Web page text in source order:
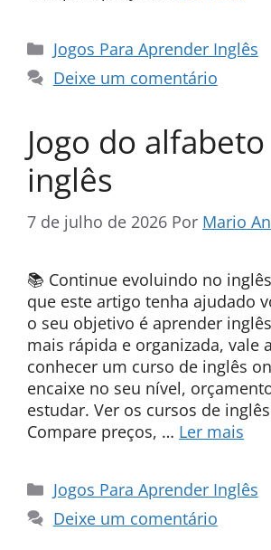
Categorias
Jogos Para Aprender Inglês
Deixe um comentário
Jogo do
inglês
7 de julho de 2026 Por Mario
📚 Continue evoluindo no
que este artigo tenha ajudado
o seu objetivo é aprender
mais rápida e organizada, vale
conhecer um curso de inglês
encaixe no seu nível,
estudar. Ver os cursos de
Compare preços, … Ler mais
Categorias
Jogos Para Aprender Inglês
Deixe um comentário